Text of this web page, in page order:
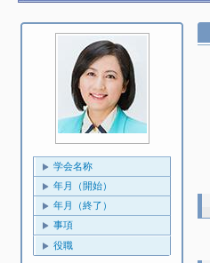
学会名称
年月（開始）
年月（終了）
事項
役職